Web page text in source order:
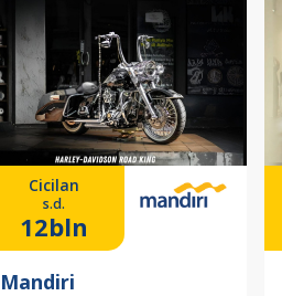
Cicilan
s.d.
12bln
Mandiri